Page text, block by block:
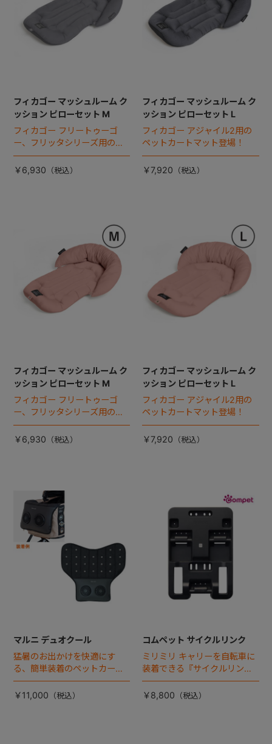
フィカゴー マッシュルーム ク
ッション ピローセット M
フィカゴー フリートゥーゴ
ー、フリッタシリーズ用のペ
ットカートマット登場！
￥6,930
フィカゴー マッシュルーム ク
ッション ピローセット L
フィカゴー アジャイル2用の
ペットカートマット登場！
￥7,920
フィカゴー マッシュルーム ク
ッション ピローセット M
フィカゴー フリートゥーゴ
ー、フリッタシリーズ用のペ
ットカートマット登場！
￥6,930
フィカゴー マッシュルーム ク
ッション ピローセット L
フィカゴー アジャイル2用の
ペットカートマット登場！
￥7,920
マルニ デュオクール
猛暑のお出かけを快適にす
る、簡単装着のペットカート
専用ダブル送風ファンが登
場。
￥11,000
コムペット サイクルリンク
ミリミリ キャリーを自転車に
装着できる『サイクルリン
ク』が登場！
￥8,800